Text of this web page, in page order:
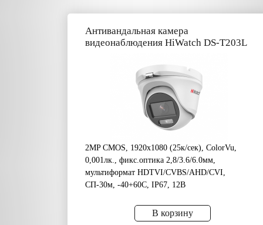
Антивандальная камера
видеонаблюдения HiWatch DS-T203L
2MP CMOS, 1920х1080 (25к/сек), ColorVu,
0,001лк., фикс.оптика 2,8/3.6/6.0мм,
мультиформат HDTVI/CVBS/AHD/CVI,
CП-30м, -40+60C, IP67, 12В
В корзину